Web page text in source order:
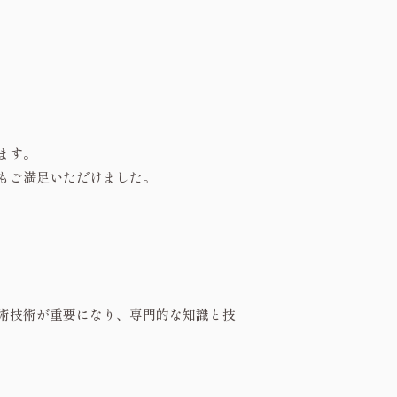
。
満足いただけました。
技術が重要になり、専門的な知識と技